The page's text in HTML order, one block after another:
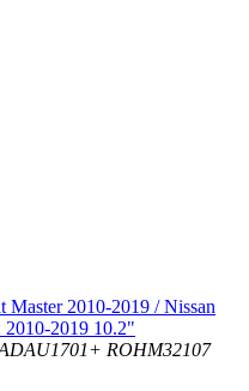
2010-2019 / Nissan
2019 10.2"
ROHM32107